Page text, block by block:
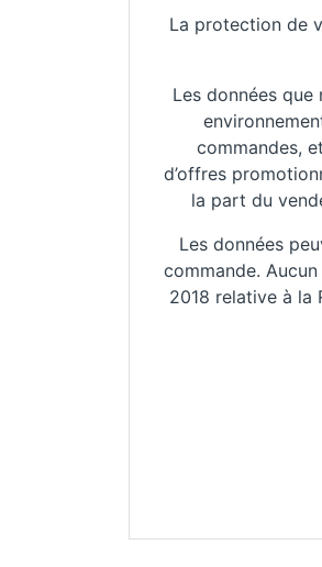
La protection de
Les données
commandes,
d’offres
la part du
Les données
commande.
2018 relative à la